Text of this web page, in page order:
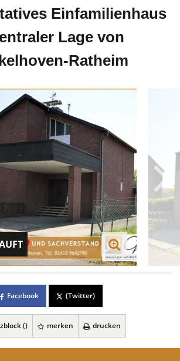
Einfamilienhaus
Lage von
Ratheim
Facebook (Twitter)
() merken drucken